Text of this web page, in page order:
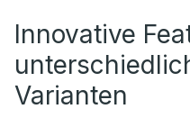
Innovative
Varianten